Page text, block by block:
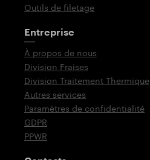
Outils de filetage
Entreprise
À propos de nous
Division Fraises
Division Traitement Thermique
Autres services
Paramètres de confidentialité
GDPR
PPWR